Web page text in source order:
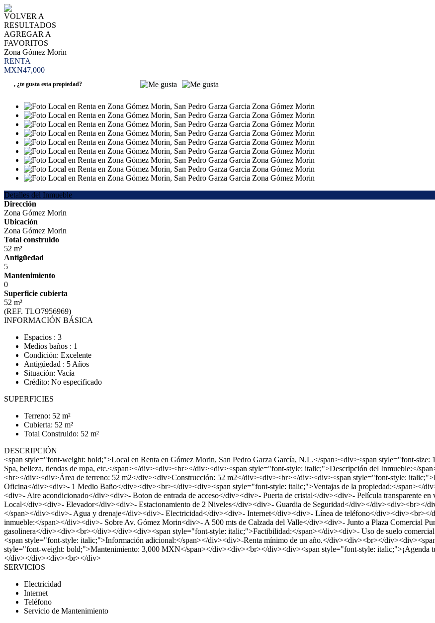
VOLVER A
RESULTADOS
AGREGAR A
FAVORITOS
Zona Gómez Morin
RENTA
MXN47,000
, ¿te gusta esta propiedad?
Detalles del Inmueble
Dirección
Zona Gómez Morin
Ubicación
Zona Gómez Morin
Total construido
52 m²
Antigüedad
5
Mantenimiento
0
Superficie cubierta
52 m²
(REF. TLO7956969)
INFORMACIÓN BÁSICA
Espacios : 3
Medios baños : 1
Condición: Excelente
Antigüedad : 5 Años
Situación: Vacía
Crédito: No especificado
SUPERFICIES
Terreno: 52 m²
Cubierta: 52 m²
Total Construido: 52 m²
DESCRIPCIÓN
<span style="font-weight: bold;">Local en Renta en Gómez Morin, San Pedro Garza García, N.L.</span><div><span style="font-
Spa, belleza, tiendas de ropa, etc.</span></div><div><br></div><div><span style="font-style: italic;">Descripción del Inmueble:</
<br></div><div>Área de terreno: 52 m2</div><div>Construcción: 52 m2</div><div><br></div><div><span style="font-style:
Oficina</div><div>- 1 Medio Baño</div><div><br></div><div><span style="font-style: italic;">Ventajas de la propiedad:</span></
<div>- Aire acondicionado</div><div>- Boton de entrada de acceso</div><div>- Puerta de cristal</div><div>- Película transparente
Local</div><div>- Elevador</div><div>- Estacionamiento de 2 Niveles</div><div>- Guardia de Seguridad</div></div><div><br></
</span></div><div>- Agua y drenaje</div><div>- Electricidad</div><div>- Internet</div><div>- Línea de teléfono</
inmueble:</span></div><div>- Sobre Av. Gómez Morin<div>- A 500 mts de Calzada del Valle</div><div>- Junto a Plaza Comercial
gasolinera</div><div><br></div></div><div><span style="font-style: italic;">Factibilidad:</span></div><div>- Uso de suelo
<span style="font-style: italic;">Información adicional:</span></div><div>-Renta mínimo de un año.</div><div><br></
style="font-weight: bold;">Mantenimiento: 3,000 MXN</span></div><div><br></div><div><span style="font-style: italic;">¡Agenda
</div></div><div><br></div>
SERVICIOS
Electricidad
Internet
Teléfono
Servicio de Mantenimiento